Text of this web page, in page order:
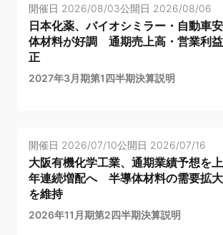
開催日 2026/08/03公開日 2026/08/06
日本化薬、バイオシミラー・自動車
体材料が好調 通期売上高・営業利
正
2027年3月期第1四半期決算説明
開催日 2026/07/10公開日 2026/07/16
大阪有機化学工業、通期業績予想を
年連続増配へ 半導体材料の需要拡
を維持
2026年11月期第2四半期決算説明